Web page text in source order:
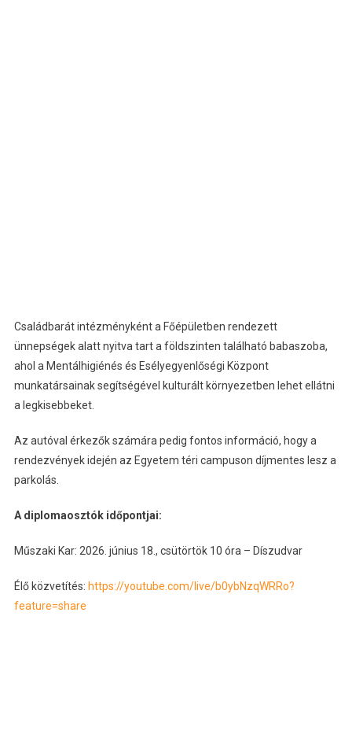
Családbarát intézményként a Főépületben rendezett
ünnepségek alatt nyitva tart a földszinten található babaszoba,
ahol a Mentálhigiénés és Esélyegyenlőségi Központ
munkatársainak segítségével kulturált környezetben lehet ellátni
a legkisebbeket.
Az autóval érkezők számára pedig fontos információ, hogy a
rendezvények idején az Egyetem téri campuson díjmentes lesz a
parkolás.
A diplomaosztók időpontjai:
Műszaki Kar: 2026. június 18., csütörtök 10 óra – Díszudvar
Élő közvetítés: https://youtube.com/live/b0ybNzqWRRo?
feature=share